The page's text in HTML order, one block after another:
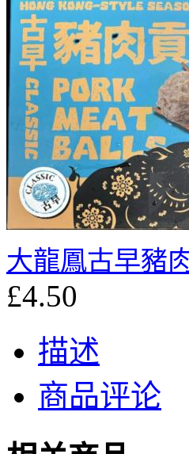
大龍鳳古早豬
£4.50
描述
商品评论